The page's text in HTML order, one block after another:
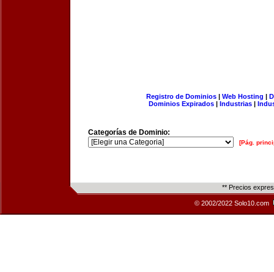
Registro de Dominios| Web Hosting |
Dominios Expirados | Industrias |
Categorías de Dominio:
[Pág.
** Precios
© 2002/2022 Solo10.com